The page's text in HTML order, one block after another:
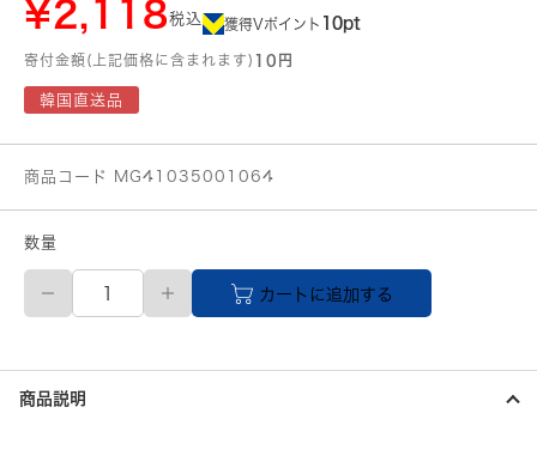
¥2,118税込 獲得Vポイント 10pt
寄付金額(上記価格に含まれます) 10円
韓国直送品
商品コード MG41035001064
数量
【メ
カ
直
送
品】
カートに追加する
商品説明